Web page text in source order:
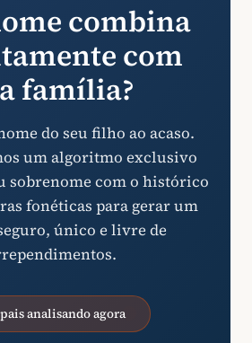
combina
com
família?
do seu filho ao acaso.
um algoritmo exclusivo
sobrenome com o histórico
fonéticas para gerar um
único e livre de
analisando agora